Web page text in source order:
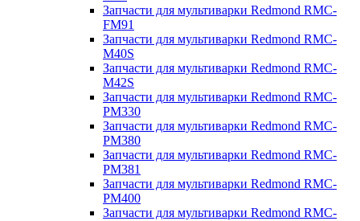
Запчасти для мультиварки Redmond RMC-
FM91
Запчасти для мультиварки Redmond RMC-
M40S
Запчасти для мультиварки Redmond RMC-
M42S
Запчасти для мультиварки Redmond RMC-
PM330
Запчасти для мультиварки Redmond RMC-
PM380
Запчасти для мультиварки Redmond RMC-
PM381
Запчасти для мультиварки Redmond RMC-
PM400
Запчасти для мультиварки Redmond RMC-